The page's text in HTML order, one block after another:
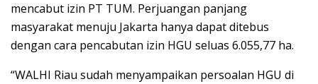
mencabut izin PT TUM. Perjuangan panjang
masyarakat menuju Jakarta hanya dapat ditebus
dengan cara pencabutan izin HGU seluas 6.055,77 ha.
“WALHI Riau sudah menyampaikan persoalan HGU di